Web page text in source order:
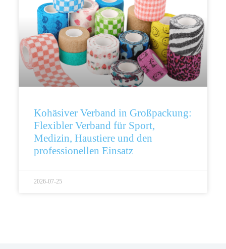
Kohäsiver Verband in Großpackung:
Flexibler Verband für Sport,
Medizin, Haustiere und den
professionellen Einsatz
2026-07-25